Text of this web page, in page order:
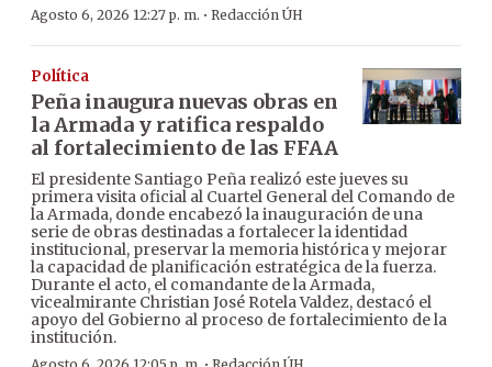
Agosto 6, 2026 12:27 p. m. · Redacción ÚH
Política
Peña inaugura nuevas obras en
la Armada y ratifica respaldo
al fortalecimiento de las FFAA
El presidente Santiago Peña realizó este jueves su
primera visita oficial al Cuartel General del Comando de
la Armada, donde encabezó la inauguración de una
serie de obras destinadas a fortalecer la identidad
institucional, preservar la memoria histórica y mejorar
la capacidad de planificación estratégica de la fuerza.
Durante el acto, el comandante de la Armada,
vicealmirante Christian José Rotela Valdez, destacó el
apoyo del Gobierno al proceso de fortalecimiento de la
institución.